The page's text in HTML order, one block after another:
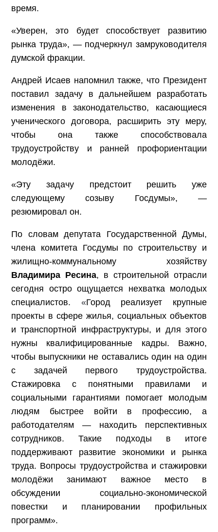
время.
«Уверен, это будет способствует развитию
рынка труда», — подчеркнул замруководителя
думской фракции.
Андрей Исаев напомнил также, что Президент
поставил задачу в дальнейшем разработать
изменения в законодательство, касающиеся
ученического договора, расширить эту меру,
чтобы она также способствовала
трудоустройству и ранней профориентации
молодёжи.
«Эту задачу предстоит решить уже
следующему созыву Госдумы», —
резюмировал он.
По словам депутата Государственной Думы,
члена комитета Госдумы по строительству и
жилищно-коммунальному хозяйству
Владимира Ресина, в строительной отрасли
сегодня остро ощущается нехватка молодых
специалистов. «Город реализует крупные
проекты в сфере жилья, социальных объектов
и транспортной инфраструктуры, и для этого
нужны квалифицированные кадры. Важно,
чтобы выпускники не оставались один на один
с задачей первого трудоустройства.
Стажировка с понятными правилами и
социальными гарантиями помогает молодым
людям быстрее войти в профессию, а
работодателям — находить перспективных
сотрудников. Такие подходы в итоге
поддерживают развитие экономики и рынка
труда. Вопросы трудоустройства и стажировки
молодёжи занимают важное место в
обсуждении социально‑экономической
повестки и планировании профильных
программ».